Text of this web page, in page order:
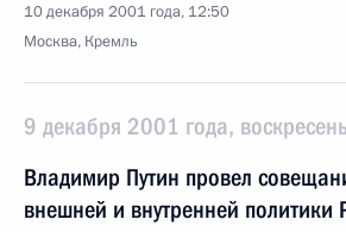
10 декабря 2001 года, 12:50
Москва, Кремль
9 декабря 2001 года,
Владимир Путин провел
внешней и внутренней политики